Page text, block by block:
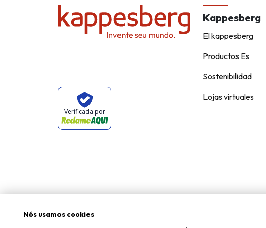
Verificada por
Kappesberg
El kappesberg
Productos Es
Sostenibilidad
Lojas virtuales
Nós usamos cookies